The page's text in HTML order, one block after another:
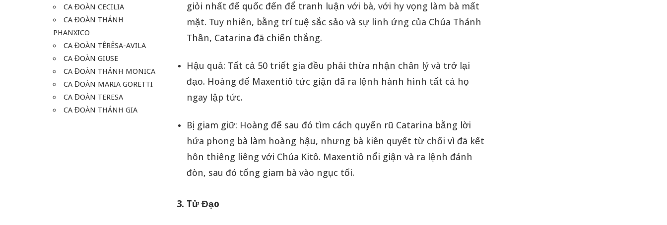
CA ĐOÀN CECILIA
CA ĐOÀN THÁNH
PHANXICO
CA ĐOÀN TÊRÊSA-AVILA
CA ĐOÀN GIUSE
CA ĐOÀN THÁNH MONICA
CA ĐOÀN MARIA GORETTI
CA ĐOÀN TERESA
CA ĐOÀN THÁNH GIA
giỏi nhất đế quốc đến để tranh luận với bà, với hy vọng làm bà mất
mặt. Tuy nhiên, bằng trí tuệ sắc sảo và sự linh ứng của Chúa Thánh
Thần, Catarina đã chiến thắng.
Hậu quả: Tất cả 50 triết gia đều phải thừa nhận chân lý và trở lại
đạo. Hoàng đế Maxentiô tức giận đã ra lệnh hành hình tất cả họ
ngay lập tức.
Bị giam giữ: Hoàng đế sau đó tìm cách quyến rũ Catarina bằng lời
hứa phong bà làm hoàng hậu, nhưng bà kiên quyết từ chối vì đã kết
hôn thiêng liêng với Chúa Kitô. Maxentiô nổi giận và ra lệnh đánh
đòn, sau đó tống giam bà vào ngục tối.
3. Tử Đạo